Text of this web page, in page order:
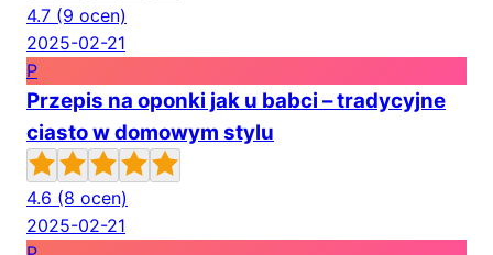
4.7 (9 ocen)
2025-02-21
P
Przepis na oponki jak u babci – tradycyjne
ciasto w domowym stylu
4.6 (8 ocen)
2025-02-21